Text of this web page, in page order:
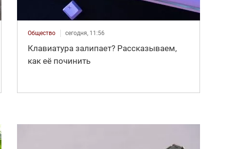
Общество сегодня, 11:56
Клавиатура залипает? Рассказываем,
как её починить